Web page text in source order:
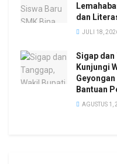
dan
JULI 18,
Sigap dan
Kunjungi
Bantuan
AGUSTUS 1,